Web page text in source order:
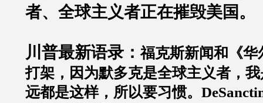
者、全球主义者正在摧毁美国。
川普最新语录：福克斯新闻和《华
打架，因为默多克是全球主义者，
远都是这样，所以要习惯。